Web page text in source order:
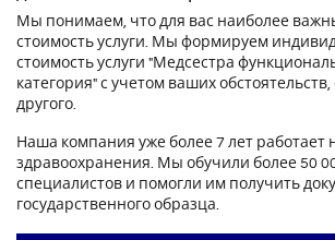
Мы понимаем, что для вас наиболее
стоимость услуги. Мы формируем
стоимость услуги "Медсестра
категория" с учетом ваших
другого.
Наша компания уже более 7 лет работает
здравоохранения. Мы обучили более 50
специалистов и помогли им получить
государственного образца.